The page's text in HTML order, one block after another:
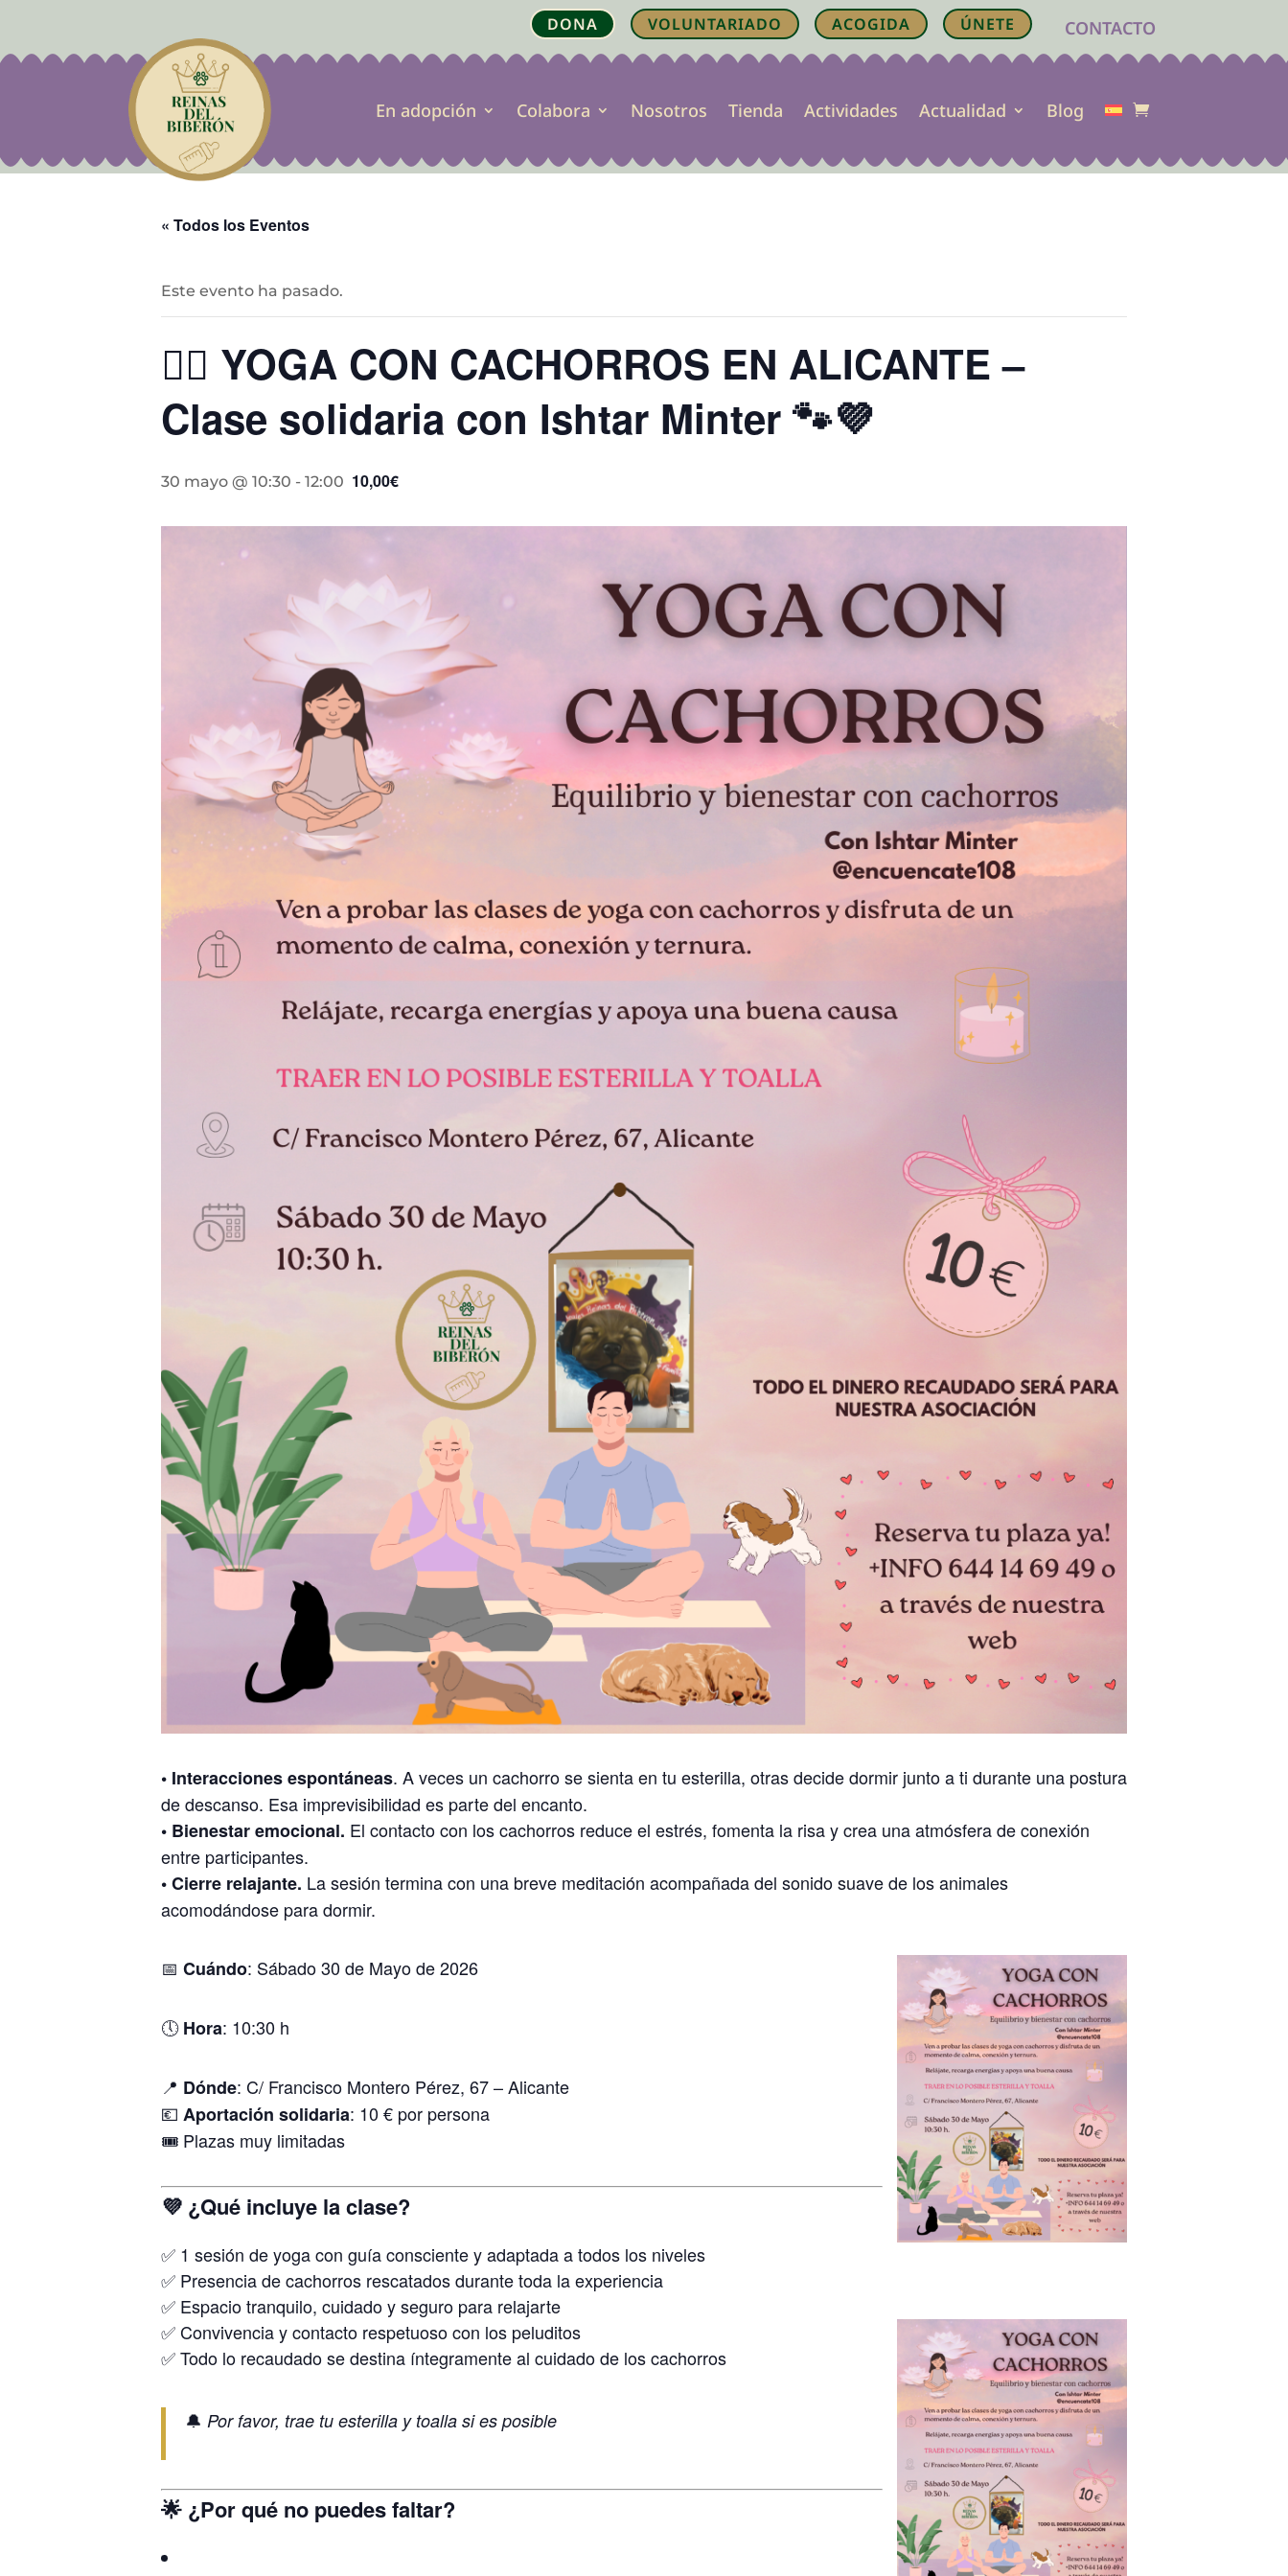
DONA VOLUNTARIADO ACOGIDA ÚNETE CONTACTO
En adopción Colabora Nosotros Tienda Actividades Actualidad Blog
« Todos los Eventos
Este evento ha pasado.
🧘‍♀️ YOGA CON CACHORROS EN ALICANTE –
Clase solidaria con Ishtar Minter 🐾💜
30 mayo @ 10:30 - 12:00 10,00€
• Interacciones espontáneas. A veces un cachorro se sienta en tu esterilla, otras decide dormir junto a ti durante una postura
de descanso. Esa imprevisibilidad es parte del encanto.
• Bienestar emocional. El contacto con los cachorros reduce el estrés, fomenta la risa y crea una atmósfera de conexión
entre participantes.
• Cierre relajante. La sesión termina con una breve meditación acompañada del sonido suave de los animales
acomodándose para dormir.
📅 Cuándo: Sábado 30 de Mayo de 2026
🕔Hora: 10:30 h
📍 Dónde: C/ Francisco Montero Pérez, 67 – Alicante
💶 Aportación solidaria: 10 € por persona
🎟️ Plazas muy limitadas
💜 ¿Qué incluye la clase?
✅ 1 sesión de yoga con guía consciente y adaptada a todos los niveles
✅ Presencia de cachorros rescatados durante toda la experiencia
✅ Espacio tranquilo, cuidado y seguro para relajarte
✅ Convivencia y contacto respetuoso con los peluditos
✅ Todo lo recaudado se destina íntegramente al cuidado de los cachorros
🔔 Por favor, trae tu esterilla y toalla si es posible
🌟 ¿Por qué no puedes faltar?